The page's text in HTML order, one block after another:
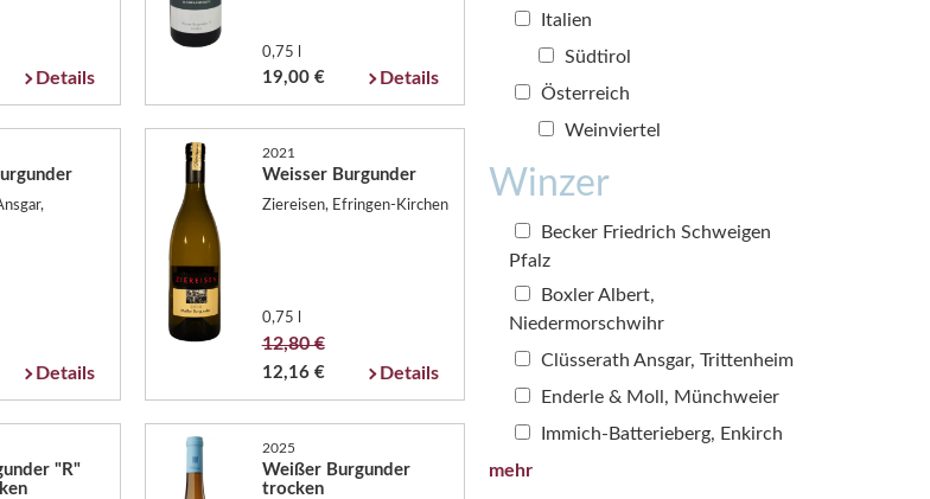
Details
0,75 l
19,00 € Details
Details
2021
Weisser Burgunder
Ziereisen, Efringen-Kirchen
0,75 l
12,80 €
12,16 € Details
"R"
2025
Weißer Burgunder
trocken
Italien
Südtirol
Österreich
Weinviertel
Winzer
Becker Friedrich Schweigen
Pfalz
Boxler Albert,
Niedermorschwihr
Clüsserath Ansgar, Trittenheim
Enderle & Moll, Münchweier
Immich-Batterieberg, Enkirch
mehr